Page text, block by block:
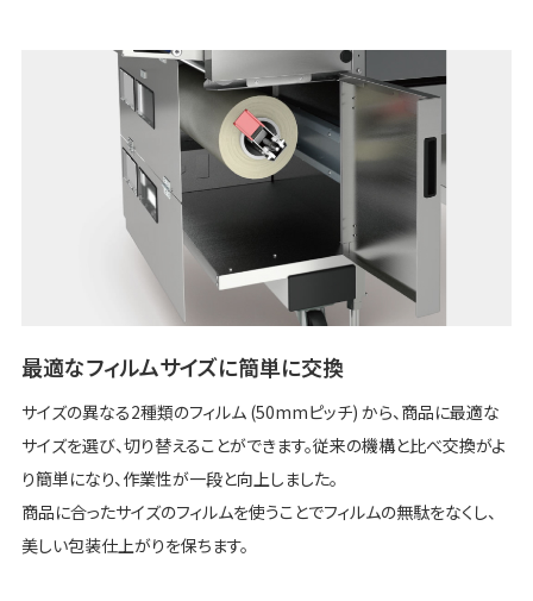
最適なフィルムサイズに簡単に交換
サイズの異なる2種類のフィルム (50mmピッチ) から、商品に最適な
サイズを選び、切り替えることができます。従来の機構と比べ交換がよ
り簡単になり、作業性が一段と向上しました。
商品に合ったサイズのフィルムを使うことでフィルムの無駄をなくし、
美しい包装仕上がりを保ちます。